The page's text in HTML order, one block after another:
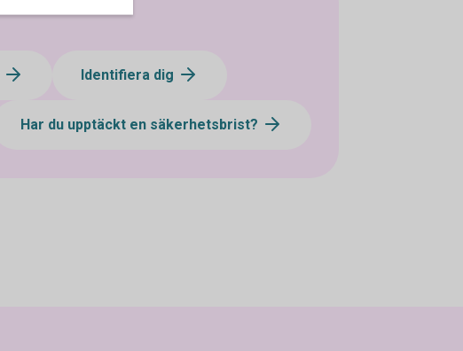
Identifiera dig
Har du upptäckt en säkerhetsbrist?